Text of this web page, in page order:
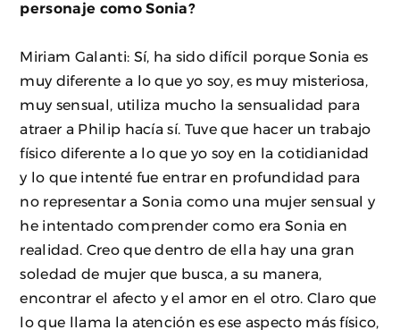
personaje como Sonia?
Miriam Galanti: Sí, ha sido difícil porque Sonia es
muy diferente a lo que yo soy, es muy misteriosa,
muy sensual, utiliza mucho la sensualidad para
atraer a Philip hacía sí. Tuve que hacer un trabajo
físico diferente a lo que yo soy en la cotidianidad
y lo que intenté fue entrar en profundidad para
no representar a Sonia como una mujer sensual y
he intentado comprender como era Sonia en
realidad. Creo que dentro de ella hay una gran
soledad de mujer que busca, a su manera,
encontrar el afecto y el amor en el otro. Claro que
lo que llama la atención es ese aspecto más físico,